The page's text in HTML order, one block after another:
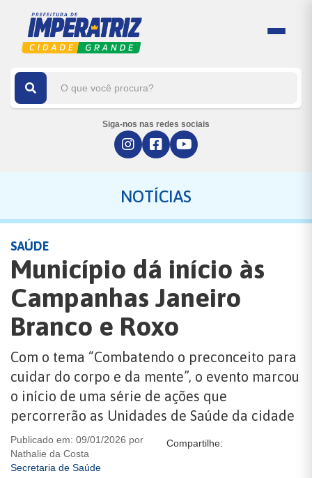
Siga-nos nas redes sociais
NOTÍCIAS
SAÚDE
Município dá início às
Campanhas Janeiro
Branco e Roxo
Com o tema “Combatendo o preconceito para
cuidar do corpo e da mente”, o evento marcou
o início de uma série de ações que
percorrerão as Unidades de Saúde da cidade
Publicado em: 09/01/2026 por
Nathalie da Costa
Secretaria de Saúde
Compartilhe: